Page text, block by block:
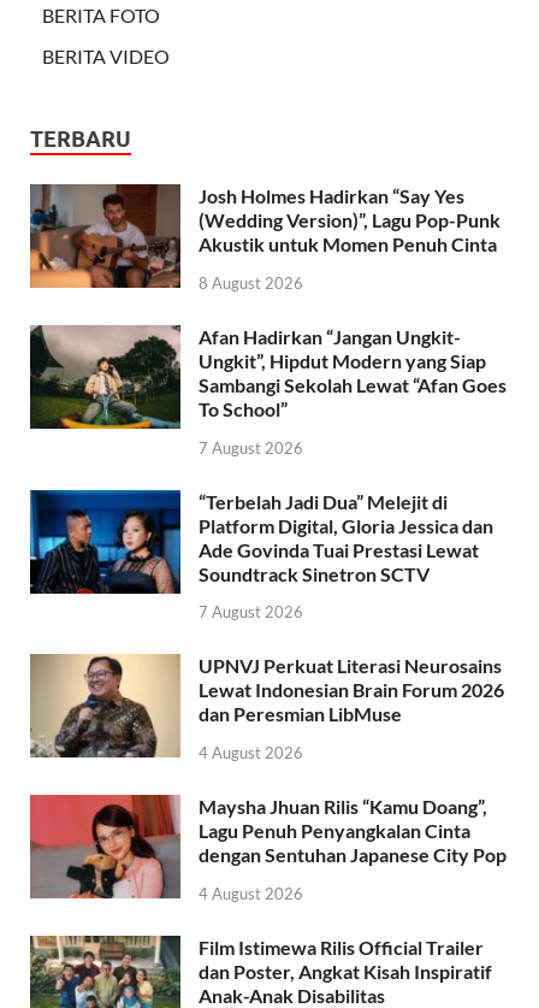
BERITA FOTO
BERITA VIDEO
TERBARU
Josh Holmes Hadirkan “Say Yes
(Wedding Version)”, Lagu Pop-Punk
Akustik untuk Momen Penuh Cinta
8 August 2026
Afan Hadirkan “Jangan Ungkit-
Ungkit”, Hipdut Modern yang Siap
Sambangi Sekolah Lewat “Afan Goes
To School”
7 August 2026
“Terbelah Jadi Dua” Melejit di
Platform Digital, Gloria Jessica dan
Ade Govinda Tuai Prestasi Lewat
Soundtrack Sinetron SCTV
7 August 2026
UPNVJ Perkuat Literasi Neurosains
Lewat Indonesian Brain Forum 2026
dan Peresmian LibMuse
4 August 2026
Maysha Jhuan Rilis “Kamu Doang”,
Lagu Penuh Penyangkalan Cinta
dengan Sentuhan Japanese City Pop
4 August 2026
Film Istimewa Rilis Official Trailer
dan Poster, Angkat Kisah Inspiratif
Anak-Anak Disabilitas